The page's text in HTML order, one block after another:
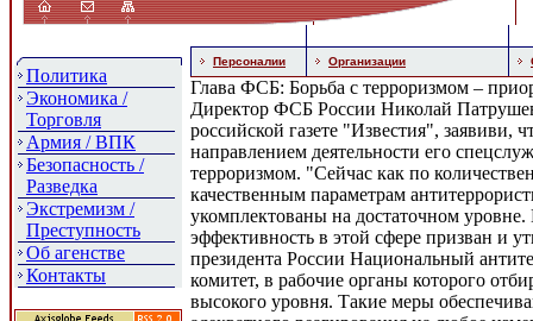
Политика
Экономика /
Торговля
Армия / ВПК
Безопасность /
Разведка
Экстремизм /
Преступность
Об агенстве
Контакты
Персоналии Организации
Глава ФСБ: Борьба с терроризмом –
Директор ФСБ России Николай
российской газете "Известия", заявиви,
направлением деятельности его
терроризмом. "Сейчас как по
качественным параметрам
укомплектованы на достаточном
эффективность в этой сфере призван и
президента России Национальный
комитет, в рабочие органы которого
высокого уровня. Такие меры